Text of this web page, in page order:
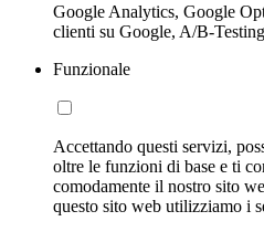
Google Analytics, Google
clienti su Google, A/B-Testing
Funzionale
Accettando questi servizi,
oltre le funzioni di base e ti
comodamente il nostro sito
questo sito web utilizziamo i